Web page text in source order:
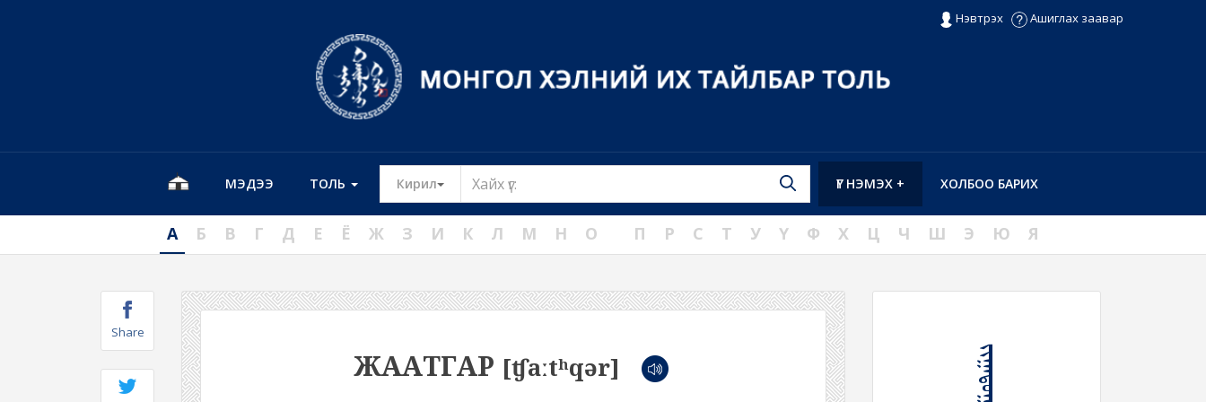
Нэвтрэх Ашиглах заавар
МЭДЭЭ ТОЛЬ Кирил Toggle Dropdown ХОЛБОО БАРИХ
ҮГ НЭМЭХ +
А Б В Г Д Е Ё Ж З И К Л М Н О П Р С Т У Ү Ф Х Ц Ч Ш Э Ю Я
Share
ЖААТГАР [ʧaːtʰqər] ᠵᠢᠭᠠᠲᠤᠭᠠᠷ